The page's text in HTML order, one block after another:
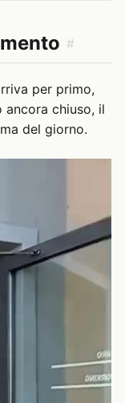
#
per primo,
ancora chiuso, il
del giorno.